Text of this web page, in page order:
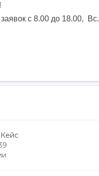
!
с 8.00 до 18.00, Вс.
Кейс